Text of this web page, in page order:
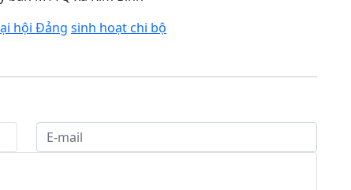
hội Đảng sinh hoạt chi bộ